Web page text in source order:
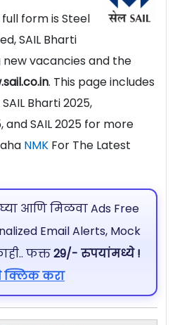
full form is Steel
SAIL Bharti
vacancies and the
. This page includes
Bharti 2025,
and SAIL 2025 for more
NMK For The Latest
आणि मिळवा Ads Free
Email Alerts, Mock
फक्त29/- रुपयांमध्ये !
क्लिक करा